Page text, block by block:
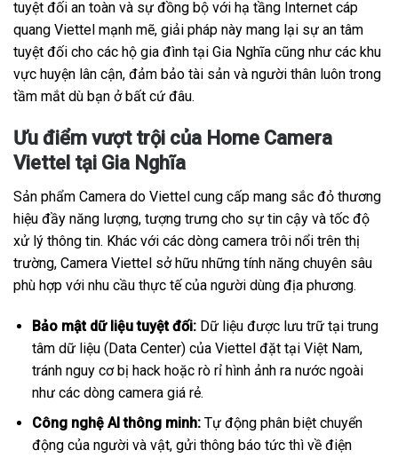
tuyệt đối an toàn và sự đồng bộ với hạ tầng Internet cáp
quang Viettel mạnh mẽ, giải pháp này mang lại sự an tâm
tuyệt đối cho các hộ gia đình tại Gia Nghĩa cũng như các khu
vực huyện lân cận, đảm bảo tài sản và người thân luôn trong
tầm mắt dù bạn ở bất cứ đâu.
Ưu điểm vượt trội của Home Camera
Viettel tại Gia Nghĩa
Sản phẩm Camera do Viettel cung cấp mang sắc đỏ thương
hiệu đầy năng lượng, tượng trưng cho sự tin cậy và tốc độ
xử lý thông tin. Khác với các dòng camera trôi nổi trên thị
trường, Camera Viettel sở hữu những tính năng chuyên sâu
phù hợp với nhu cầu thực tế của người dùng địa phương.
Bảo mật dữ liệu tuyệt đối:Dữ liệu được lưu trữ tại trung
tâm dữ liệu (Data Center) của Viettel đặt tại Việt Nam,
tránh nguy cơ bị hack hoặc rò rỉ hình ảnh ra nước ngoài
như các dòng camera giá rẻ.
Công nghệ AI thông minh:Tự động phân biệt chuyển
động của người và vật, gửi thông báo tức thì về điện